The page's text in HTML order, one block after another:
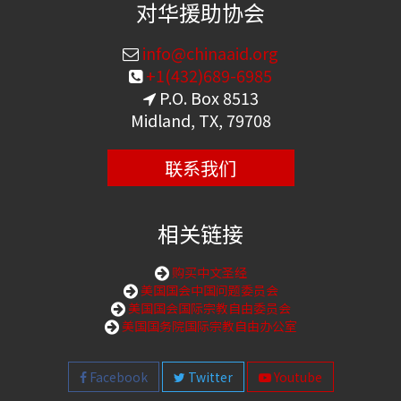
对华援助协会
info@chinaaid.org
+1(432)689-6985
P.O. Box 8513
Midland, TX, 79708
联系我们
相关链接
购买中文圣经
美国国会中国问题委员会
美国国会国际宗教自由委员会
美国国务院国际宗教自由办公室
Facebook Twitter Youtube